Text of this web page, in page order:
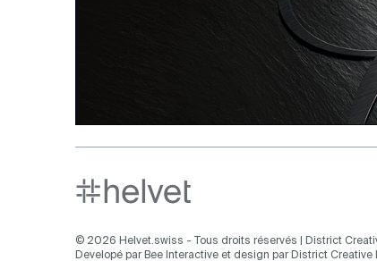
© 2026 Helvet.swiss - Tous droits réservés |
District
Developé par Bee Interactive et design par District Creative